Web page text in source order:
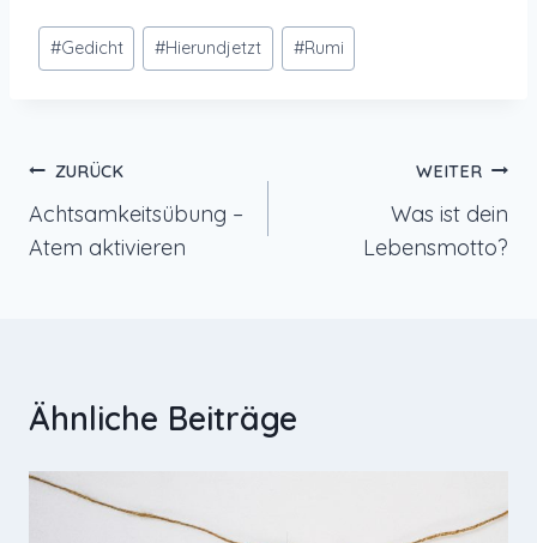
Schlagworte:
#Gedicht #Hierundjetzt #Rumi
Beitragsnavigation
ZURÜCK
Achtsamkeitsübung –
Atem aktivieren
WEITER
Was ist dein
Lebensmotto?
Ähnliche Beiträge